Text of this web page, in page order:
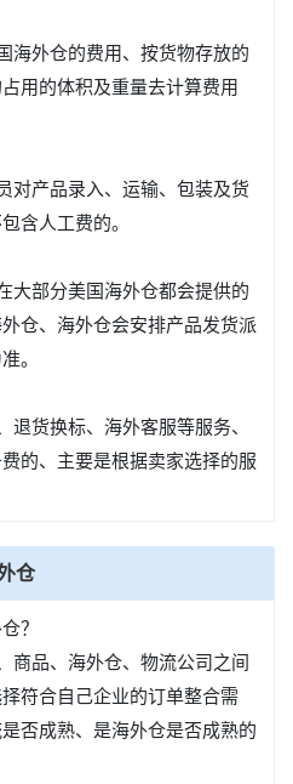
海外仓的费用、按货物存放的
用的体积及重量去计算费用
对产品录入、运输、包装及货
含人工费的。
大部分美国海外仓都会提供的
仓、海外仓会安排产品发货派
。
货换标、海外客服等服务、
的、主要是根据卖家选择的服
仓
？
商品、海外仓、物流公司之间
符合自己企业的订单整合需
否成熟、是海外仓是否成熟的